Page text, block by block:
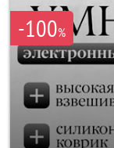
-100%